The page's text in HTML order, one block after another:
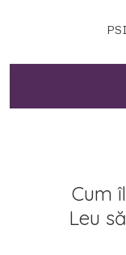
Dezvoltare
Cum
Leu